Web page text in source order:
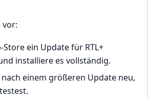
vor:
ein Update für RTL+
installiere es vollständig.
einem größeren Update neu,